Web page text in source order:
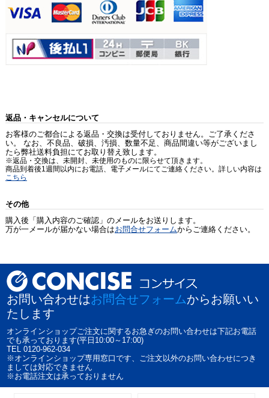
返品・キャンセルについて
お客様のご都合による返品・交換は受付しておりません。ご了承くださ
い。 なお、不良品、破損、汚損、数量不足、商品間違い等がございまし
たら弊社送料負担にてお取り替え致します。
※返品・交換は、未開封、未使用のものに限らせて頂きます。
商品到着後1週間以内にお電話、電子メールにてご連絡ください。詳しい内容は
こちら
その他
購入後「購入内容のご確認」のメールをお送りします。
万が一メールが届かない場合はお問合せフォームからご連絡ください。
お問い合わせはお問合せフォームからお願いい
たします
オンラインショップご注文に関するお急ぎのお問い合わせは下記お電話
でも承っております(平日10:00～17:00)
TEL 0120-962-034
※オンラインショップ専用窓口です、ご注文以外のお問い合わせにつき
ましては対応できません
※お電話注文は承っておりません